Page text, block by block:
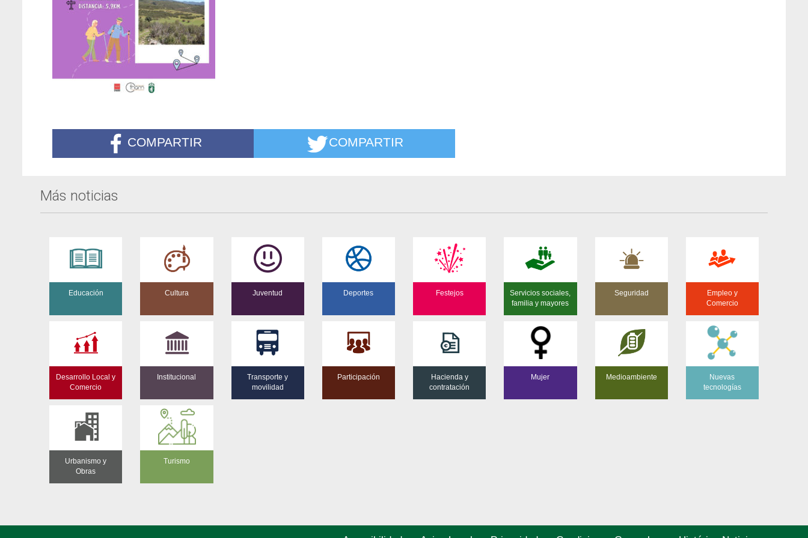
COMPARTIR COMPARTIR
Más noticias
Educación Cultura Juventud Deportes Festejos
Servicios sociales,
familia y mayores
Seguridad
Empleo y
Comercio
Desarrollo Local y
Comercio
Institucional
Transporte y
movilidad
Participación
Hacienda y
contratación
Mujer Medioambiente
Nuevas
tecnologías
Urbanismo y
Obras
Turismo